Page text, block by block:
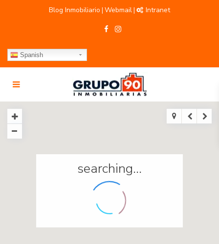
Blog Inmobiliario | Webmail| Intranet
Spanish
searching...